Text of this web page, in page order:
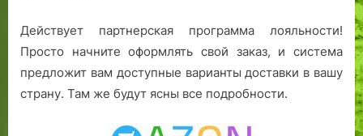
Действует партнерская программа лояльности!
Просто начните оформлять свой заказ, и система
предложит вам доступные варианты доставки в вашу
страну. Там же будут ясны все подробности.